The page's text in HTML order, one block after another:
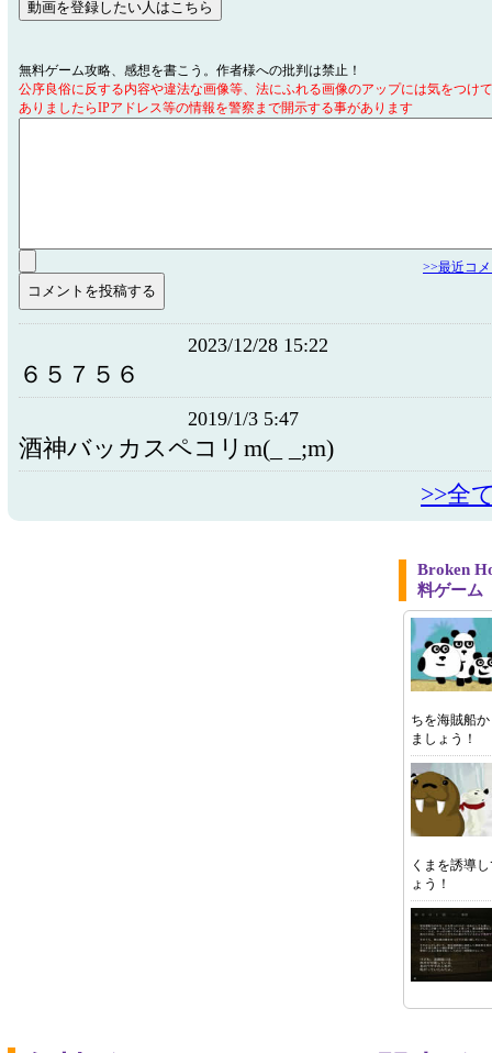
無料ゲーム攻略、感想を書こう。作者様への批判は禁止！
公序良俗に反する内容や違法な画像等、法にふれる画像のアップには気をつけ
ありましたらIPアドレス等の情報を警察まで開示する事があります
>>最近コ
2023/12/28 15:22
６５７５６
2019/1/3 5:47
酒神バッカスペコリm(_ _;m)
>>全
Broken
料ゲーム
ちを海賊船
ましょう！
くまを誘導
ょう！